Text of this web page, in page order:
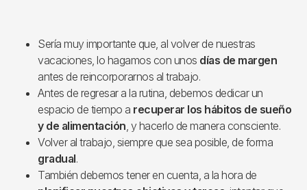
Sería muy importante que, al volver de nuestras
vacaciones, lo hagamos con unos días de margen
antes de reincorporarnos al trabajo.
Antes de regresar a la rutina, debemos dedicar un
espacio de tiempo a recuperar los hábitos de sueño
y de alimentación , y hacerlo de manera consciente.
Volver al trabajo, siempre que sea posible, de forma
gradual.
También debemos tener en cuenta, a la hora de